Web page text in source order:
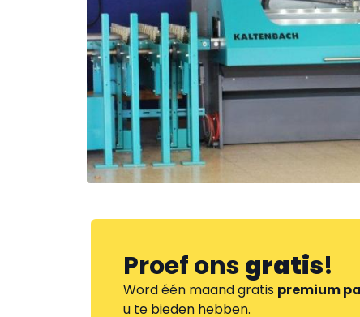
Proef onsgratis!
Word één maand gratis premium
u te bieden hebben.